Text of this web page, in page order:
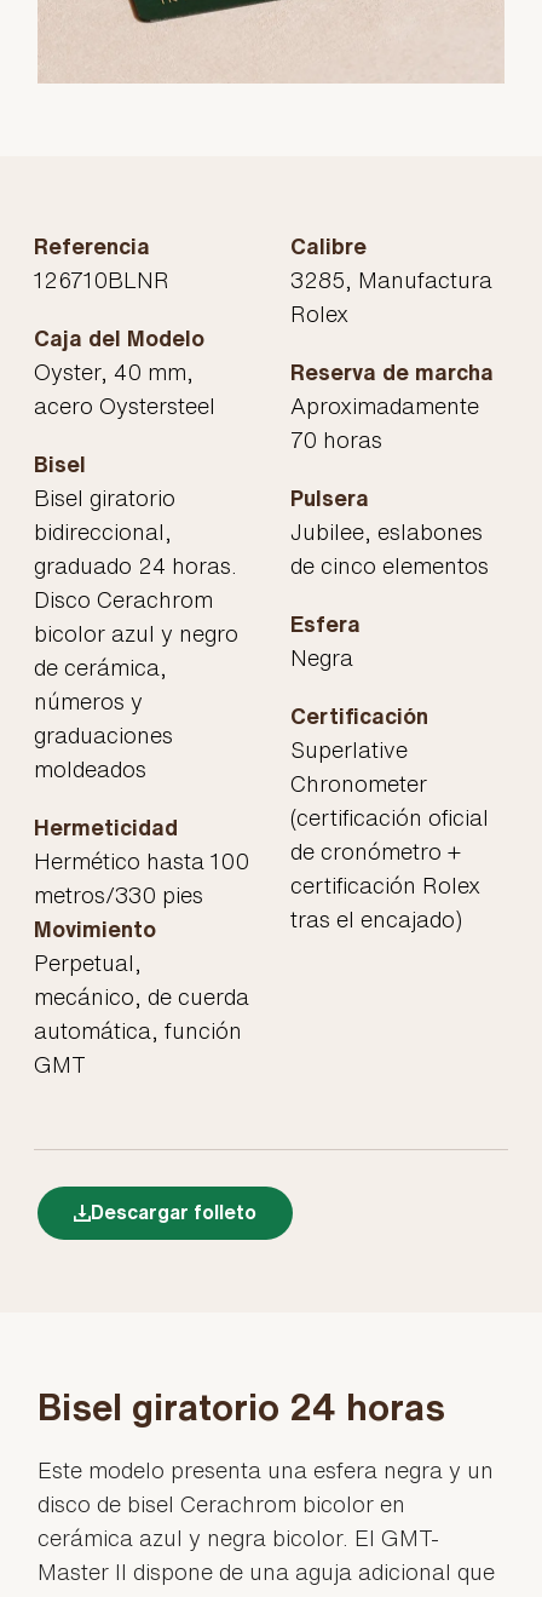
Referencia
126710BLNR
Caja del Modelo
Oyster, 40 mm,
acero Oystersteel
Bisel
Bisel giratorio
bidireccional,
graduado 24 horas.
Disco Cerachrom
bicolor azul y negro
de cerámica,
números y
graduaciones
moldeados
Hermeticidad
Hermético hasta 100
metros/330 pies
Movimiento
Perpetual,
mecánico, de cuerda
automática, función
GMT
Calibre
3285, Manufactura
Rolex
Reserva de marcha
Aproximadamente
70 horas
Pulsera
Jubilee, eslabones
de cinco elementos
Esfera
Negra
Certificación
Superlative
Chronometer
(certificación oficial
de cronómetro +
certificación Rolex
tras el encajado)
Descargar folleto
Bisel giratorio 24 horas
Este modelo presenta una esfera negra y un
disco de bisel Cerachrom bicolor en
cerámica azul y negra bicolor. El GMT-
Master II dispone de una aguja adicional que